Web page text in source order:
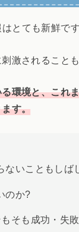
とても新鮮です
激されること
環境と、これ
す。
ないこともしば
のか?
そも成功・失